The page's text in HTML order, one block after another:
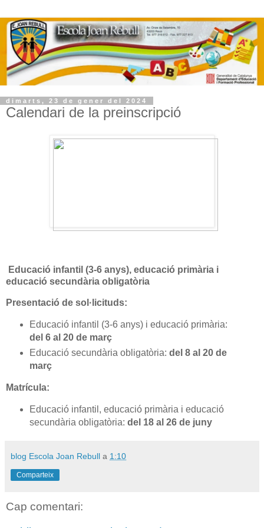
dimarts, 23 de gener del 2024
Calendari de la preinscripció
Educació infantil (3-6 anys), educació primària i
educació secundària obligatòria
Presentació de sol·licituds:
Educació infantil (3-6 anys) i educació primària:
del 6 al 20 de març
Educació secundària obligatòria: del 8 al 20 de
març
Matrícula:
Educació infantil, educació primària i educació
secundària obligatòria: del 18 al 26 de juny
blog Escola Joan Rebull a 1:10
Comparteix
Cap comentari: